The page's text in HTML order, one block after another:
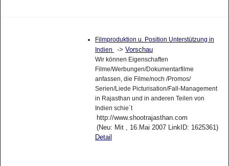
Filmproduktion u. Position Unterstützung in
Indien
-> Vorschau
Wir können Eigenschaften
Filme/Werbungen/Dokumentarfilme
anfassen, die Filme/noch /Promos/
Serien/Liede Picturisation/Fall-Management
in Rajasthan und in anderen Teilen von
Indien schie´t
http://www.shootrajasthan.com
(Neu: Mit , 16.Mai 2007 LinkID: 1625361)
Detail